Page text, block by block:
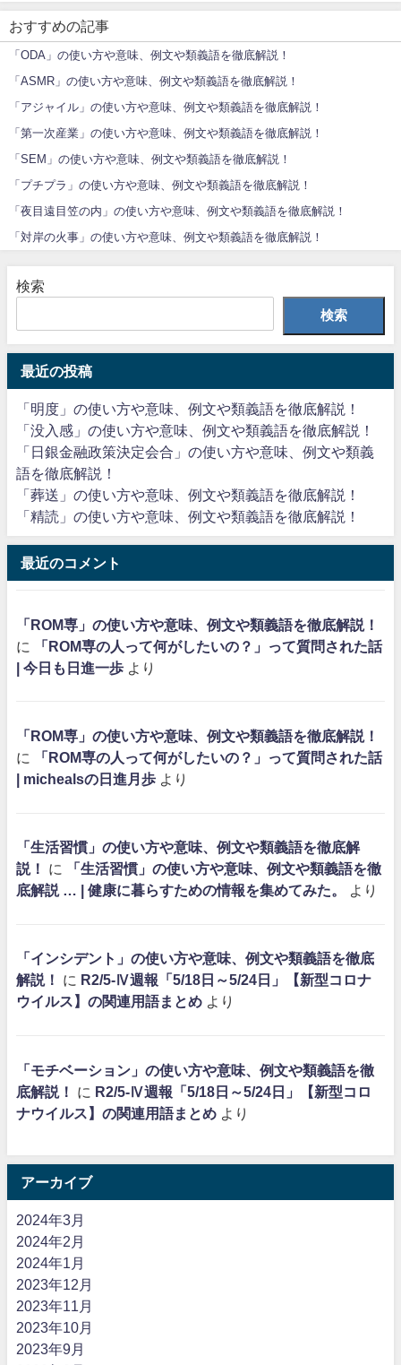
おすすめの記事
「ODA」の使い方や意味、例文や類義語を徹底解説！
「ASMR」の使い方や意味、例文や類義語を徹底解説！
「アジャイル」の使い方や意味、例文や類義語を徹底解説！
「第一次産業」の使い方や意味、例文や類義語を徹底解説！
「SEM」の使い方や意味、例文や類義語を徹底解説！
「プチプラ」の使い方や意味、例文や類義語を徹底解説！
「夜目遠目笠の内」の使い方や意味、例文や類義語を徹底解説！
「対岸の火事」の使い方や意味、例文や類義語を徹底解説！
検索
検索
最近の投稿
「明度」の使い方や意味、例文や類義語を徹底解説！
「没入感」の使い方や意味、例文や類義語を徹底解説！
「日銀金融政策決定会合」の使い方や意味、例文や類義
語を徹底解説！
「葬送」の使い方や意味、例文や類義語を徹底解説！
「精読」の使い方や意味、例文や類義語を徹底解説！
最近のコメント
「ROM専」の使い方や意味、例文や類義語を徹底解説！
に
「ROM専の人って何がしたいの？」って質問された話
| 今日も日進一歩 より
「ROM専」の使い方や意味、例文や類義語を徹底解説！
に
「ROM専の人って何がしたいの？」って質問された話
| michealsの日進月歩 より
「生活習慣」の使い方や意味、例文や類義語を徹底解
説！
に
「生活習慣」の使い方や意味、例文や類義語を徹
底解説 … | 健康に暮らすための情報を集めてみた。
より
「インシデント」の使い方や意味、例文や類義語を徹底
解説！
に R2/5-Ⅳ週報「5/18日～5/24日」【新型コロナ
ウイルス】の関連用語まとめ より
「モチベーション」の使い方や意味、例文や類義語を徹
底解説！
に R2/5-Ⅳ週報「5/18日～5/24日」【新型コロ
ナウイルス】の関連用語まとめ より
アーカイブ
2024年3月
2024年2月
2024年1月
2023年12月
2023年11月
2023年10月
2023年9月